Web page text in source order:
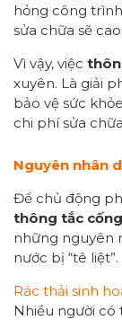
hỏng công
sửa chữa sẽ
Vì vậy, việc
xuyên. Là giải
bảo vệ sức
chi phí sửa
Nguyên nhân
Để chủ động
thông tắc
những nguyên
nước bị “tê
Rác thải sinh
Nhiều người có